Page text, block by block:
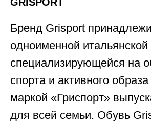
Бренд Grisport
одноименной
специализирующейся на
спорта и активного
маркой «Гриспорт»
для всей семьи. Обувь